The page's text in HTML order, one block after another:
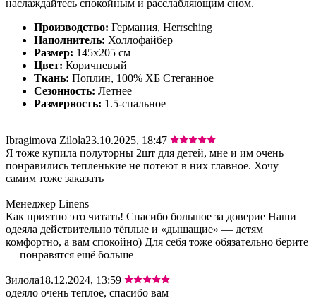
наслаждайтесь спокойным и расслабляющим сном.
Производство: Германия, Herrsching
Наполнитель: Холлофайбер
Размер: 145х205 см
Цвет: Коричневый
Ткань: Поплин, 100% ХБ Стеганное
Сезонность: Летнее
Размерность: 1.5-спальное
Ibragimova Zilola23.10.2025, 18:47
Я тоже купила полуторны 2шт для детей, мне и им очень
понравились тепленькие не потеют в них главное. Хочу
самим тоже заказать
Менеджер Linens
Как приятно это читать! Спасибо большое за доверие Наши
одеяла действительно тёплые и «дышащие» — детям
комфортно, а вам спокойно) Для себя тоже обязательно берите
— понравятся ещё больше
Зилола18.12.2024, 13:59
одеяло очень теплое, спасибо вам